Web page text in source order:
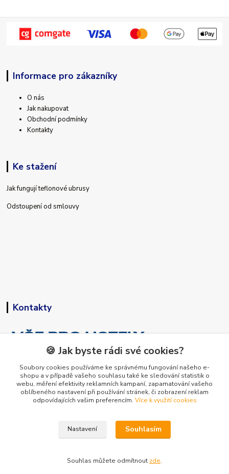
Informace pro zákazníky
O nás
Jak nakupovat
Obchodní podmínky
Kontakty
Ke stažení
Jak fungují teflonové ubrusy
Odstoupení od smlouvy
Kontakty
+420 773 794 023
Pondělí-pátek 9-15 hodin
🍪 Jak byste rádi své cookies?
Soubory cookies používáme ke správnému fungování našeho e-
shopu a v případě vašeho souhlasu také ke sledování statistik o
webu, měření efektivity reklamních kampaní, zapamatování vašeho
oblíbeného nastavení při používání stránek, či zobrazení reklam
odpovídajících vašim preferencím. Více k využití cookies
Nastavení Souhlasím
Souhlas můžete odmítnout zde.